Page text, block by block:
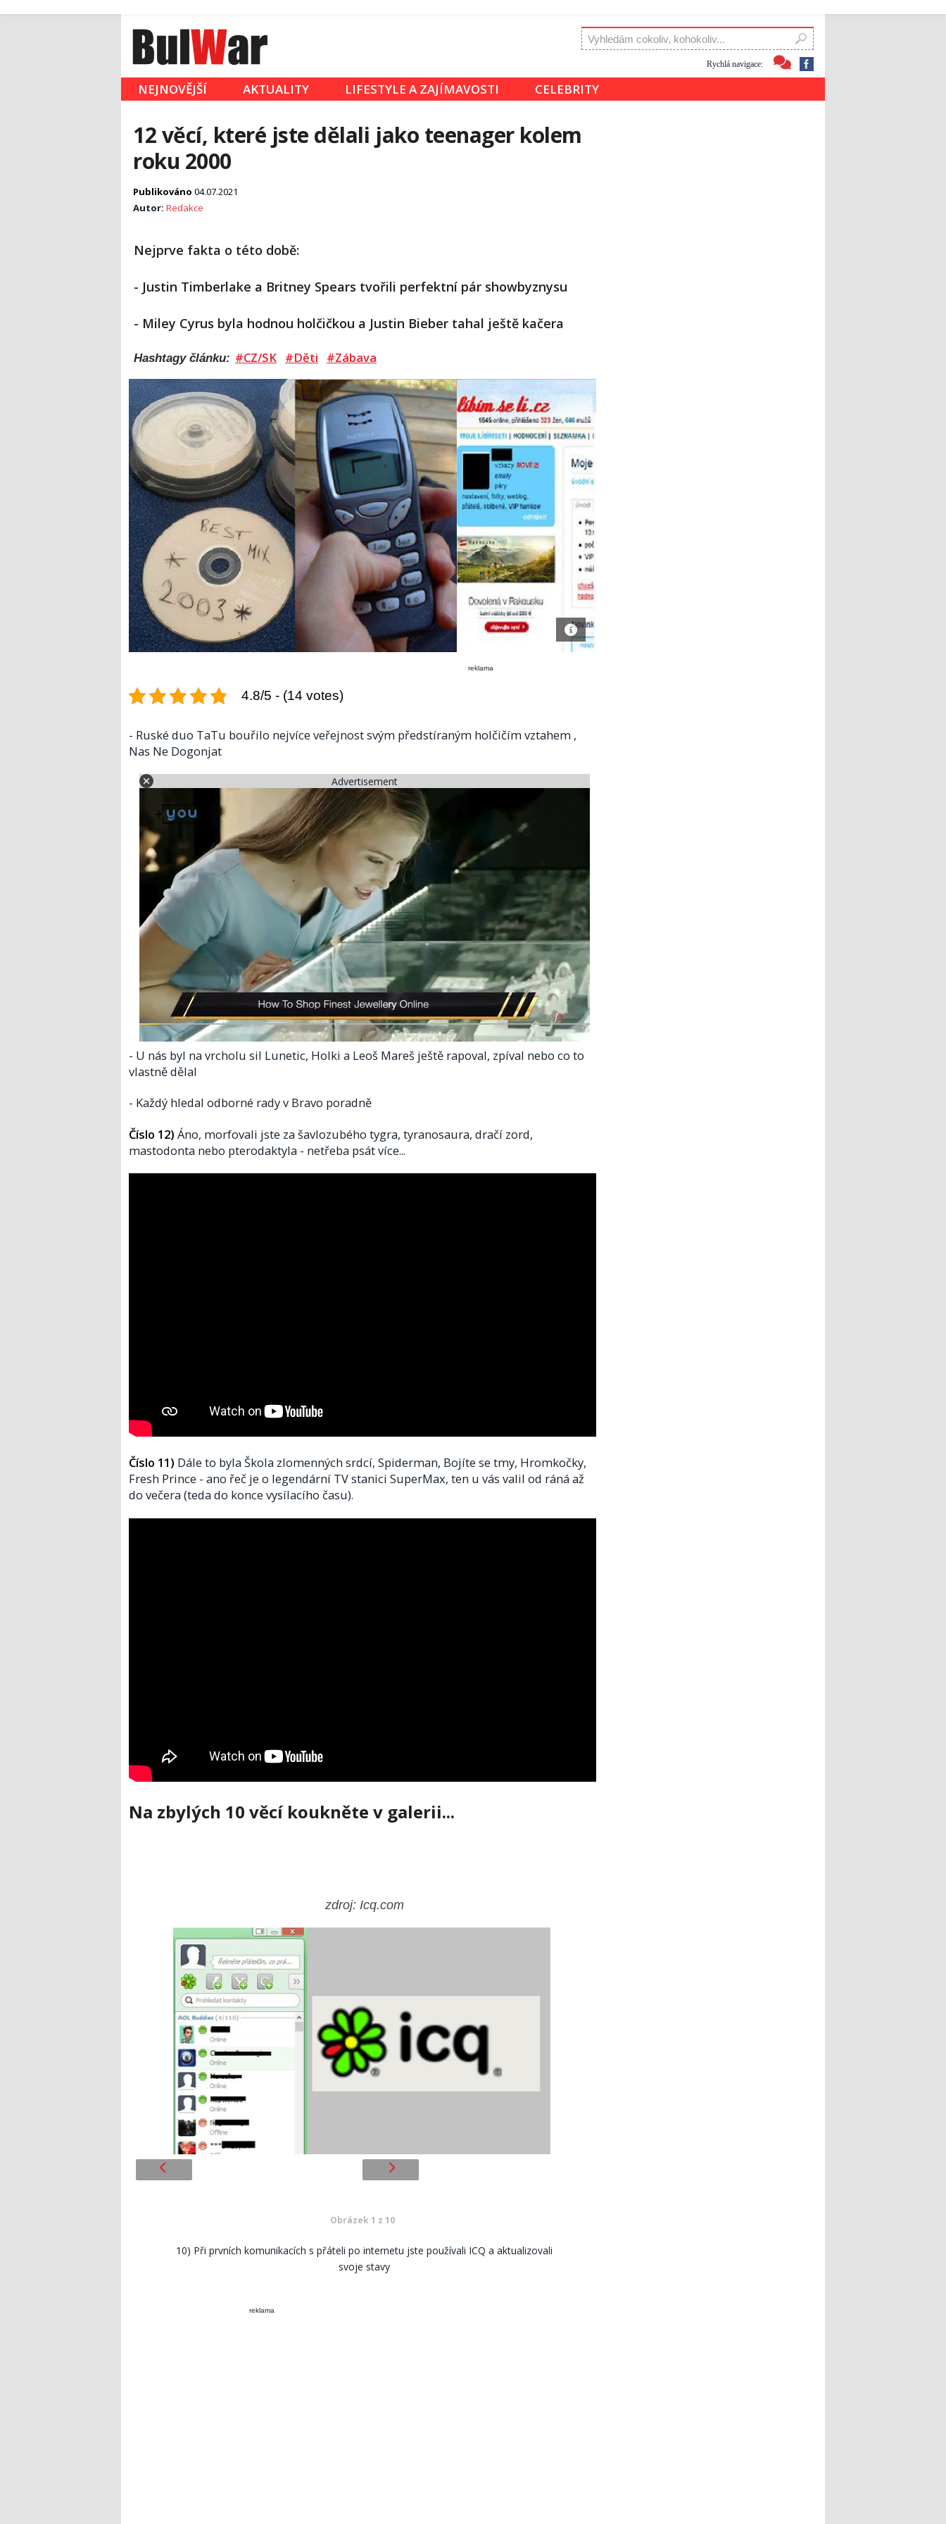
Rychlá navigace:
NEJNOVĚJŠÍ AKTUALITY LIFESTYLE A ZAJÍMAVOSTI CELEBRITY
12 věcí, které jste dělali jako teenager kolem
roku 2000
Publikováno 04.07.2021
Autor: Redakce
Nejprve fakta o této době:
- Justin Timberlake a Britney Spears tvořili perfektní pár showbyznysu
- Miley Cyrus byla hodnou holčičkou a Justin Bieber tahal ještě kačera
Hashtagy článku: #CZ/SK #Děti #Zábava
reklama
4.8/5 - (14 votes)
- Ruské duo TaTu bouřilo nejvíce veřejnost svým předstíraným holčičím vztahem ,
Nas Ne Dogonjat
Advertisement
- U nás byl na vrcholu sil Lunetic, Holki a Leoš Mareš ještě rapoval, zpíval nebo co to
vlastně dělal
- Každý hledal odborné rady v Bravo poradně
Číslo 12) Áno, morfovali jste za šavlozubého tygra, tyranosaura, dračí zord,
mastodonta nebo pterodaktyla - netřeba psát více...
Číslo 11) Dále to byla Škola zlomenných srdcí, Spiderman, Bojíte se tmy, Hromkočky,
Fresh Prince - ano řeč je o legendární TV stanici SuperMax, ten u vás valil od ráná až
do večera (teda do konce vysílacího času).
Na zbylých 10 věcí koukněte v galerii...
zdroj: Icq.com
Obrázek 1 z 10
10) Při prvních komunikacích s přáteli po internetu jste používali ICQ a aktualizovali
svoje stavy
reklama